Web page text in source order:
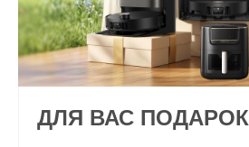
ДЛЯ ВАС ПОДАРОК